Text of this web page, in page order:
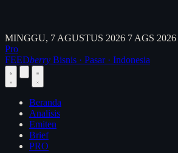
MINGGU, 7 AGUSTUS 2026 7 AGS 2026
Pro
FEEDberry Bisnis · Pasar · Indonesia
Beranda
Analisis
Emiten
Brief
PRO